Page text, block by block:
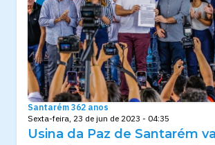
Santarém 362 anos
Sexta-feira, 23 de jun de 2023 - 04:35
Usina da Paz de Santarém